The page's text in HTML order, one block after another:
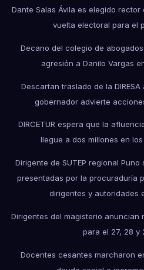
Dante Salas Ávila es elegido rector
vuelta electoral para el
Decano del colegio de
agresión a Danilo Vargas
Descartan traslado de la
gobernador advierte
DIRCETUR espera que la
llegue a dos millones en
Dirigente de SUTEP regional
presentadas por la procuraduría
dirigentes y autoridades
Dirigentes del magisterio anuncian
para el 27, 28 y
Docentes cesantes marcharon